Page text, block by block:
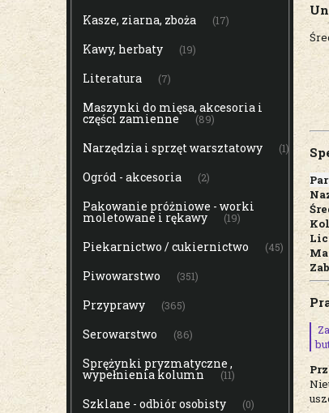
Kasze, ziarna, zboża (17)
Kawy, herbaty (19)
Literatura (7)
Maszynki do mięsa, akcesoria i
części zamienne (89)
Narzędzia i sprzęt warsztatowy (1)
Ogród - akcesoria (2)
Pakowanie próżniowe - worki
moletowane i rękawy (19)
Piekarnictwo / cukiernictwo (45)
Piwowarstwo (351)
Przyprawy (365)
Serowarstwo (86)
Sprężynki pryzmatyczne ,
wypełnienia kolumn (11)
Szklane - odbiór osobisty (0)